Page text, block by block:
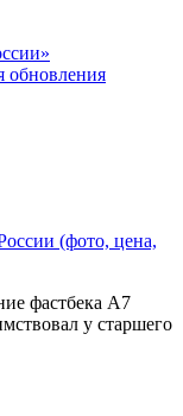
обновления
(фото, цена,
фастбека A7
у старшего